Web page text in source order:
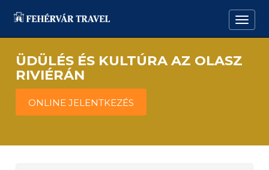
ÜDÜLÉS ÉS KULTÚRA AZ OLASZ
RIVIÉRÁN
ONLINE JELENTKEZÉS